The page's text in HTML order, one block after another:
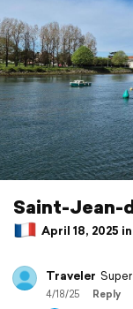
Saint-Jean-
April 18, 2025
Traveler
4/18/25 Reply